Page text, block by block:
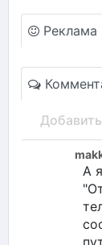
Реклама
А